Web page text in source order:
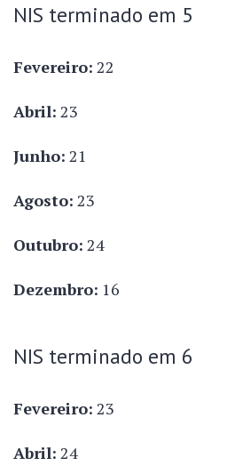
NIS terminado em 5
Fevereiro: 22
Abril: 23
Junho: 21
Agosto: 23
Outubro: 24
Dezembro: 16
NIS terminado em 6
Fevereiro: 23
Abril: 24